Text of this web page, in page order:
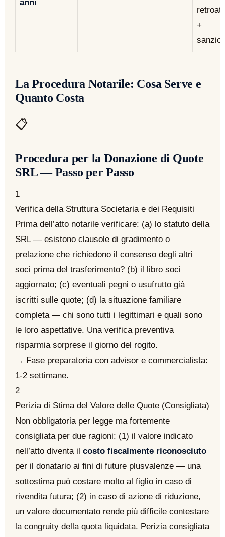
anni
+
La Procedura Notarile: Cosa Serve e
Quanto Costa
📋
Procedura per la Donazione di Quote
SRL — Passo per Passo
1
Verifica della Struttura Societaria e dei Requisiti
Prima dell’atto notarile verificare: (a) lo statuto della
SRL — esistono clausole di gradimento o
prelazione che richiedono il consenso degli altri
soci prima del trasferimento? (b) il libro soci
aggiornato; (c) eventuali pegni o usufrutto già
iscritti sulle quote; (d) la situazione familiare
completa — chi sono tutti i legittimari e quali sono
le loro aspettative. Una verifica preventiva
risparmia sorprese il giorno del rogito.
→ Fase preparatoria con advisor e commercialista:
1-2 settimane.
2
Perizia di Stima del Valore delle Quote (Consigliata)
Non obbligatoria per legge ma fortemente
consigliata per due ragioni: (1) il valore indicato
nell’atto diventa il costo fiscalmente riconosciuto
per il donatario ai fini di future plusvalenze — una
sottostima può costare molto al figlio in caso di
rivendita futura; (2) in caso di azione di riduzione,
un valore documentato rende più difficile contestare
la congruity della quota liquidata. Perizia consigliata